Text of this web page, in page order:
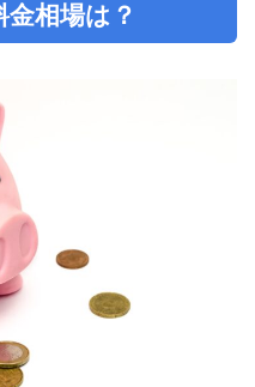
相場は？